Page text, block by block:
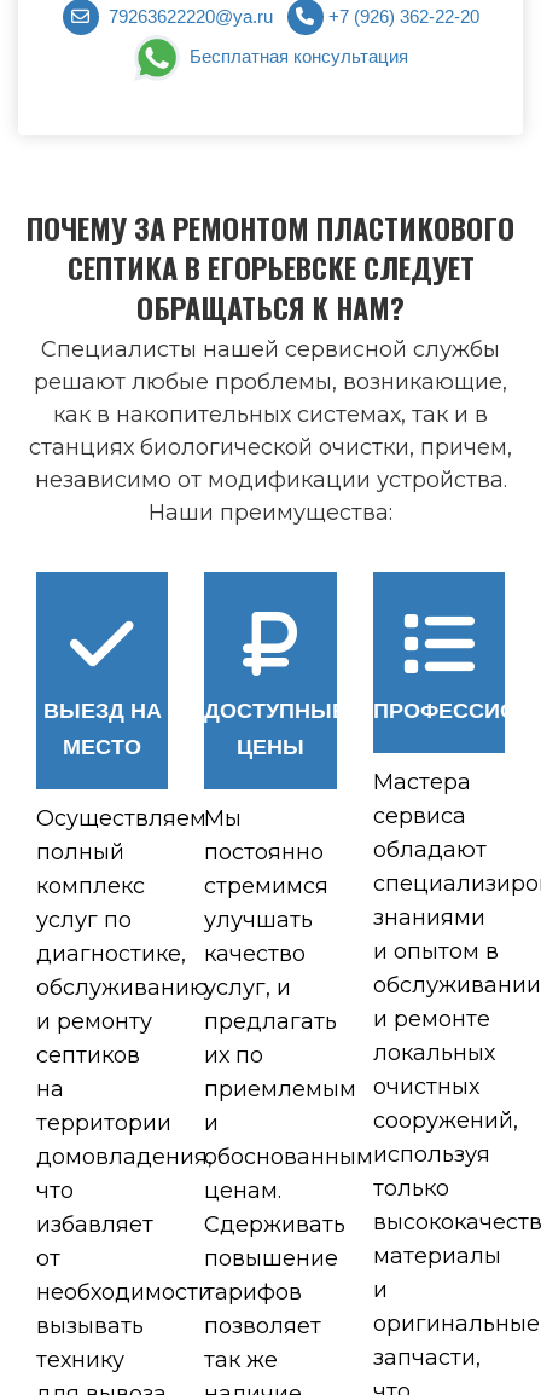
79263622220@ya.ru
+7 (926) 362-22-20
Бесплатная консультация
ПОЧЕМУ ЗА РЕМОНТОМ ПЛАСТИКОВОГО
СЕПТИКА В ЕГОРЬЕВСКЕ СЛЕДУЕТ
ОБРАЩАТЬСЯ К НАМ?
Специалисты нашей сервисной службы
решают любые проблемы, возникающие,
как в накопительных системах, так и в
станциях биологической очистки, причем,
независимо от модификации устройства.
Наши преимущества:
ВЫЕЗД НА
МЕСТО
Осуществляем
полный
комплекс
услуг по
диагностике,
обслуживанию
и ремонту
септиков
на
территории
домовладения,
что
избавляет
от
необходимости
вызывать
технику
ДОСТУПНЫЕ
ЦЕНЫ
Мы
постоянно
стремимся
улучшать
качество
услуг, и
предлагать
их по
приемлемым
и
обоснованным
ценам.
Сдерживать
повышение
тарифов
позволяет
так же
Мастера
сервиса
обладают
знаниями
и опытом в
обслуживании
и ремонте
локальных
очистных
сооружений,
используя
только
материалы
и
оригинальные
запчасти,